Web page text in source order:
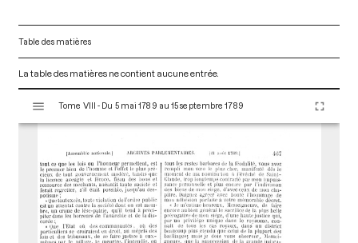
Table des matières
La table des matières ne contient aucune entrée.
s
Tome VIII - Du 5 mai 1789 au 15 septembre 1789